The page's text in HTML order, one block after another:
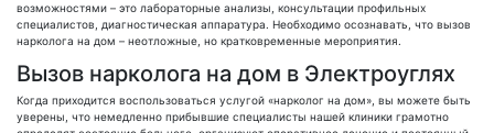
возможностями – это лабораторные анализы, консультации профильных
специалистов, диагностическая аппаратура. Необходимо осознавать, что вызов
нарколога на дом – неотложные, но кратковременные мероприятия.
Вызов нарколога на дом в Электроуглях
Когда приходится воспользоваться услугой «нарколог на дом», вы можете быть
уверены, что немедленно прибывшие специалисты нашей клиники грамотно